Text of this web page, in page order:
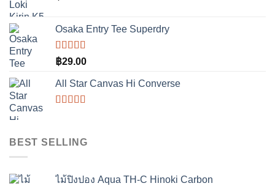
Osaka Entry Tee Superdry
ให้
คะแนน
4.00
ตั้งแต่ 1-5
คะแนน
฿29.00
All Star Canvas Hi Converse
1-5
BEST SELLING
ไม้ปิงปอง Aqua TH-C Hinoki Carbon